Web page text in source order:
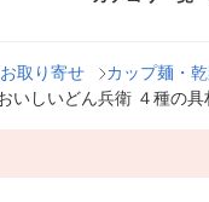
取り寄せ カップ麺・
いしいどん兵衛 ４種の